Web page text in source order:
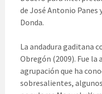
de José Antonio Panes
Donda.
La andadura gaditana
Obregón (2009). Fue la
agrupación que ha
sobresalientes,